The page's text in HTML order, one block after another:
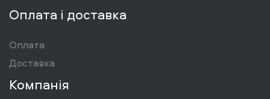
Оплата і доставка
Оплата
Доставка
Компанія